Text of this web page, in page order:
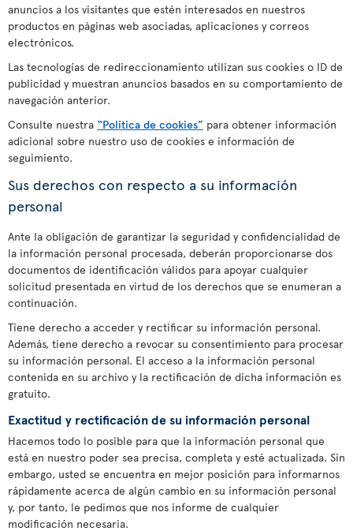
anuncios a los visitantes que estén interesados en nuestros
productos en páginas web asociadas, aplicaciones y correos
electrónicos.
Las tecnologías de redireccionamiento utilizan sus cookies o ID de
publicidad y muestran anuncios basados en su comportamiento de
navegación anterior.
Consulte nuestra “Política de cookies” para obtener información
adicional sobre nuestro uso de cookies e información de
seguimiento.
Sus derechos con respecto a su información
personal
Ante la obligación de garantizar la seguridad y confidencialidad de
la información personal procesada, deberán proporcionarse dos
documentos de identificación válidos para apoyar cualquier
solicitud presentada en virtud de los derechos que se enumeran a
continuación.
Tiene derecho a acceder y rectificar su información personal.
Además, tiene derecho a revocar su consentimiento para procesar
su información personal. El acceso a la información personal
contenida en su archivo y la rectificación de dicha información es
gratuito.
Exactitud y rectificación de su información personal
Hacemos todo lo posible para que la información personal que
está en nuestro poder sea precisa, completa y esté actualizada. Sin
embargo, usted se encuentra en mejor posición para informarnos
rápidamente acerca de algún cambio en su información personal
y, por tanto, le pedimos que nos informe de cualquier
modificación necesaria.